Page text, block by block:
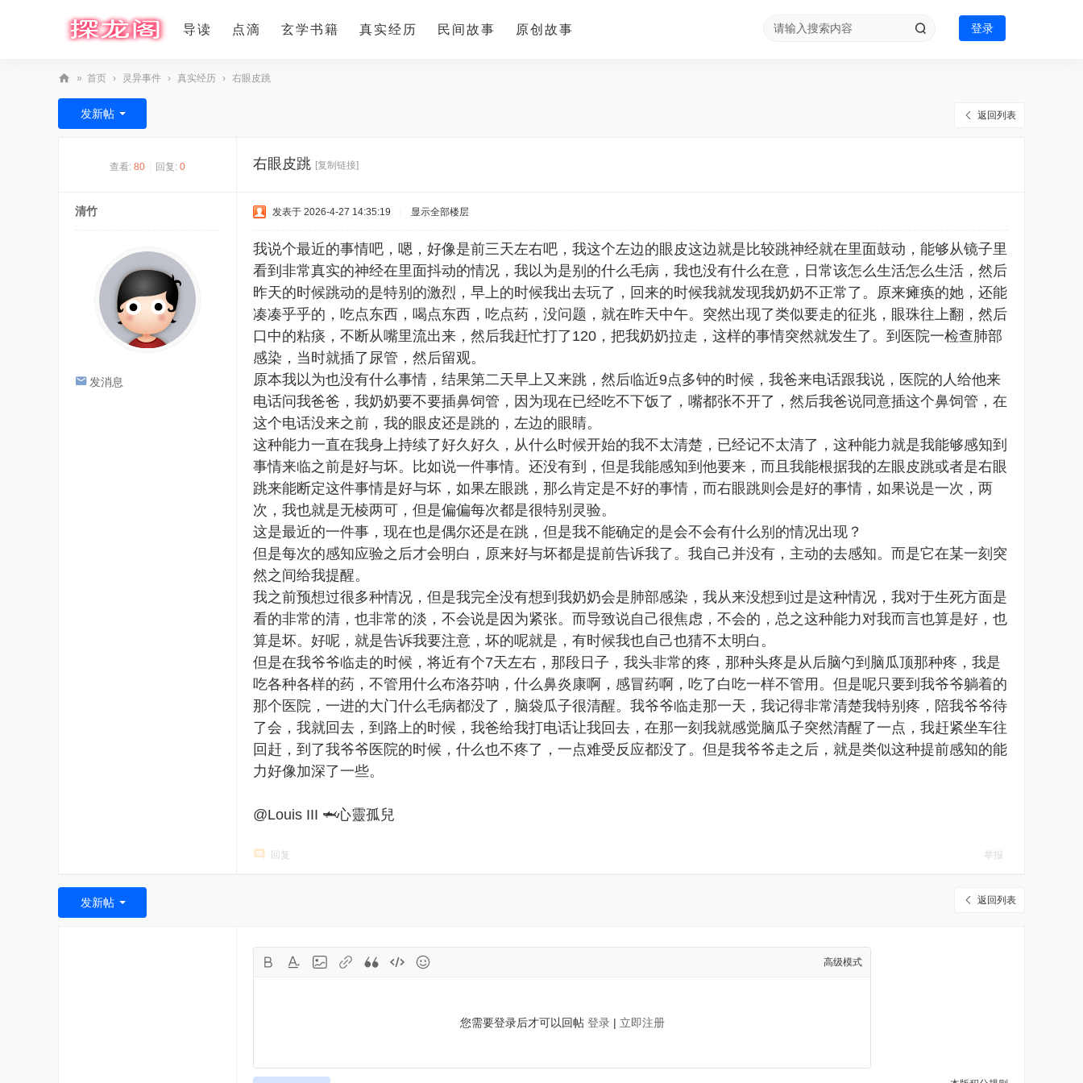
导读 点滴 玄学书籍 真实经历 民间故事 原创故事 登录
探
龙
» 首页 › 灵异事件 › 真实经历 › 右眼皮跳
返回列表
发新帖
查看: 80 回复: 0 右眼皮跳 [复制链接]
清竹
发消息
发表于 2026-4-27 14:35:19 显示全部楼层
我说个最近的事情吧，嗯，好像是前三天左右吧，我这个左边的眼皮这边就是比较跳神经就在里面鼓动，能够从镜子里
看到非常真实的神经在里面抖动的情况，我以为是别的什么毛病，我也没有什么在意，日常该怎么生活怎么生活，然后
昨天的时候跳动的是特别的激烈，早上的时候我出去玩了，回来的时候我就发现我奶奶不正常了。原来瘫痪的她，还能
凑凑乎乎的，吃点东西，喝点东西，吃点药，没问题，就在昨天中午。突然出现了类似要走的征兆，眼珠往上翻，然后
口中的粘痰，不断从嘴里流出来，然后我赶忙打了120，把我奶奶拉走，这样的事情突然就发生了。到医院一检查肺部
感染，当时就插了尿管，然后留观。
原本我以为也没有什么事情，结果第二天早上又来跳，然后临近9点多钟的时候，我爸来电话跟我说，医院的人给他来
电话问我爸爸，我奶奶要不要插鼻饲管，因为现在已经吃不下饭了，嘴都张不开了，然后我爸说同意插这个鼻饲管，在
这个电话没来之前，我的眼皮还是跳的，左边的眼睛。
这种能力一直在我身上持续了好久好久，从什么时候开始的我不太清楚，已经记不太清了，这种能力就是我能够感知到
事情来临之前是好与坏。比如说一件事情。还没有到，但是我能感知到他要来，而且我能根据我的左眼皮跳或者是右眼
跳来能断定这件事情是好与坏，如果左眼跳，那么肯定是不好的事情，而右眼跳则会是好的事情，如果说是一次，两
次，我也就是无棱两可，但是偏偏每次都是很特别灵验。
这是最近的一件事，现在也是偶尔还是在跳，但是我不能确定的是会不会有什么别的情况出现？
但是每次的感知应验之后才会明白，原来好与坏都是提前告诉我了。我自己并没有，主动的去感知。而是它在某一刻突
然之间给我提醒。
我之前预想过很多种情况，但是我完全没有想到我奶奶会是肺部感染，我从来没想到过是这种情况，我对于生死方面是
看的非常的清，也非常的淡，不会说是因为紧张。而导致说自己很焦虑，不会的，总之这种能力对我而言也算是好，也
算是坏。好呢，就是告诉我要注意，坏的呢就是，有时候我也自己也猜不太明白。
但是在我爷爷临走的时候，将近有个7天左右，那段日子，我头非常的疼，那种头疼是从后脑勺到脑瓜顶那种疼，我是
吃各种各样的药，不管用什么布洛芬呐，什么鼻炎康啊，感冒药啊，吃了白吃一样不管用。但是呢只要到我爷爷躺着的
那个医院，一进的大门什么毛病都没了，脑袋瓜子很清醒。我爷爷临走那一天，我记得非常清楚我特别疼，陪我爷爷待
了会，我就回去，到路上的时候，我爸给我打电话让我回去，在那一刻我就感觉脑瓜子突然清醒了一点，我赶紧坐车往
回赶，到了我爷爷医院的时候，什么也不疼了，一点难受反应都没了。但是我爷爷走之后，就是类似这种提前感知的能
力好像加深了一些。
@Louis III 🦈心靈孤兒
回复 举报
返回列表
发新帖
高级模式
您需要登录后才可以回帖 登录| 立即注册